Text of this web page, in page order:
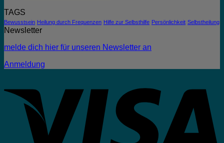
TAGS
Bewusstsein Heilung durch Frequenzen Hilfe zur Selbsthilfe Persönlichkeit Selbstheilung
Newsletter
melde dich hier für unseren Newsletter an
Anmeldung